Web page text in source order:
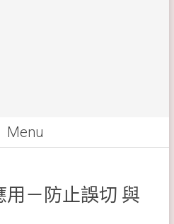
Menu
－防止誤切 與